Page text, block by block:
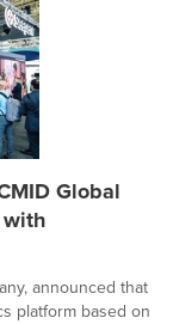
Global
announced that
platform based on